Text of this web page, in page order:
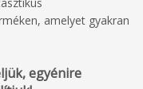
amelyet gyakran
egyénire